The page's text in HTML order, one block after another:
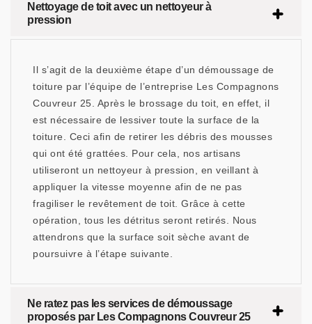
Nettoyage de toit avec un nettoyeur à
pression
Il s’agit de la deuxième étape d’un démoussage de
toiture par l’équipe de l’entreprise Les Compagnons
Couvreur 25. Après le brossage du toit, en effet, il
est nécessaire de lessiver toute la surface de la
toiture. Ceci afin de retirer les débris des mousses
qui ont été grattées. Pour cela, nos artisans
utiliseront un nettoyeur à pression, en veillant à
appliquer la vitesse moyenne afin de ne pas
fragiliser le revêtement de toit. Grâce à cette
opération, tous les détritus seront retirés. Nous
attendrons que la surface soit sèche avant de
poursuivre à l’étape suivante.
Ne ratez pas les services de démoussage
proposés par Les Compagnons Couvreur 25